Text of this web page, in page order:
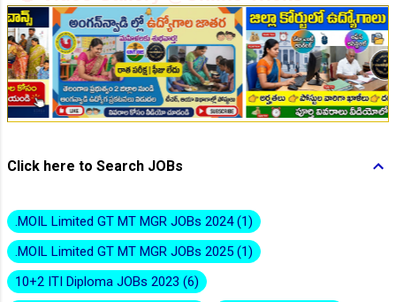
Click here to Search JOBs
.MOIL Limited GT MT MGR JOBs 2024 1
.MOIL Limited GT MT MGR JOBs 2025 1
10+2 ITI Diploma JOBs 2023 6